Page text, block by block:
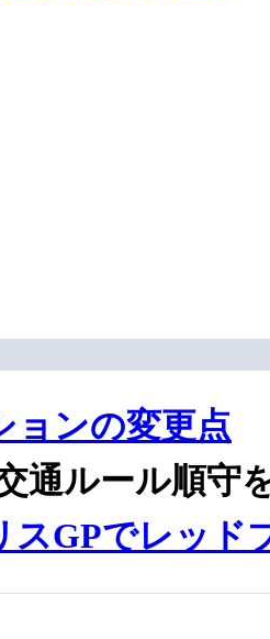
ョンの変更点
通ルール順守
スGPでレッド